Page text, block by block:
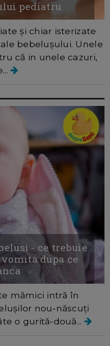
pediatru
și chiar isterizate
bebelușului. Unele
că in unele cazuri,
- ce trebuie
dupa ce
mămici intră în
nou-născuți
o gurită-două...